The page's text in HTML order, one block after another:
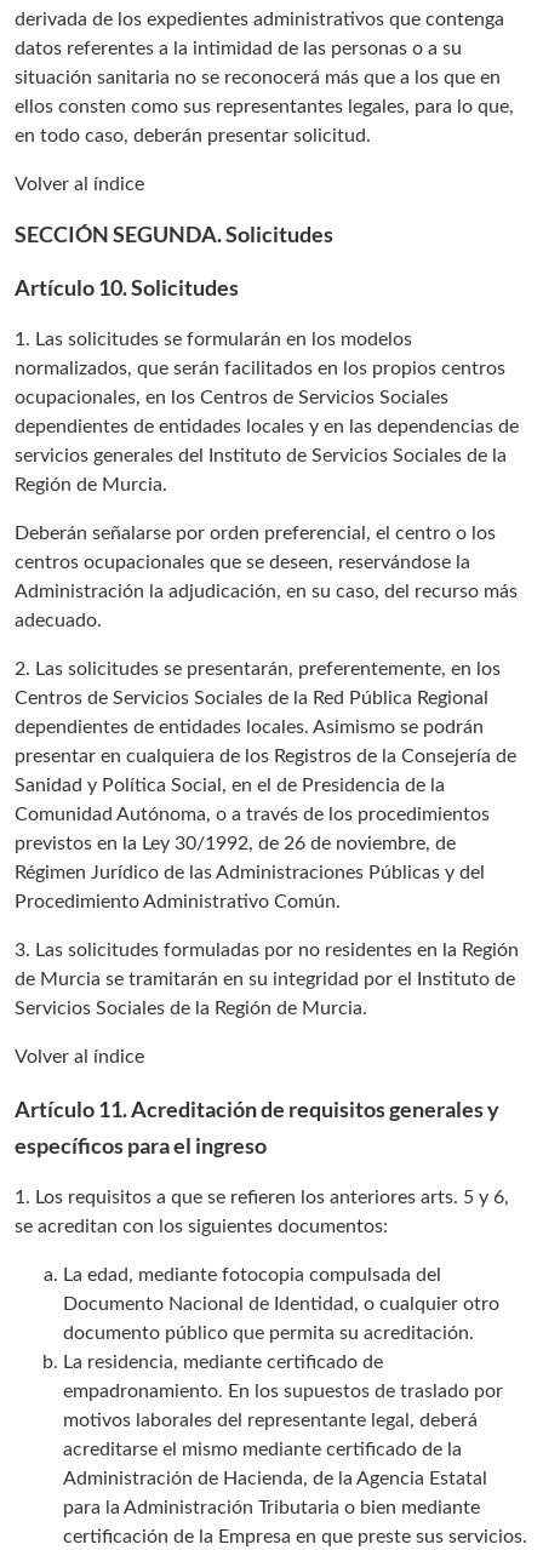
derivada de los expedientes administrativos que contenga
datos referentes a la intimidad de las personas o a su
situación sanitaria no se reconocerá más que a los que en
ellos consten como sus representantes legales, para lo que,
en todo caso, deberán presentar solicitud.
Volver al índice
SECCIÓN SEGUNDA. Solicitudes
Artículo 10. Solicitudes
1. Las solicitudes se formularán en los modelos
normalizados, que serán facilitados en los propios centros
ocupacionales, en los Centros de Servicios Sociales
dependientes de entidades locales y en las dependencias de
servicios generales del Instituto de Servicios Sociales de la
Región de Murcia.
Deberán señalarse por orden preferencial, el centro o los
centros ocupacionales que se deseen, reservándose la
Administración la adjudicación, en su caso, del recurso más
adecuado.
2. Las solicitudes se presentarán, preferentemente, en los
Centros de Servicios Sociales de la Red Pública Regional
dependientes de entidades locales. Asimismo se podrán
presentar en cualquiera de los Registros de la Consejería de
Sanidad y Política Social, en el de Presidencia de la
Comunidad Autónoma, o a través de los procedimientos
previstos en la Ley 30/1992, de 26 de noviembre, de
Régimen Jurídico de las Administraciones Públicas y del
Procedimiento Administrativo Común.
3. Las solicitudes formuladas por no residentes en la Región
de Murcia se tramitarán en su integridad por el Instituto de
Servicios Sociales de la Región de Murcia.
Volver al índice
Artículo 11. Acreditación de requisitos generales y
específicos para el ingreso
1. Los requisitos a que se refieren los anteriores arts. 5 y 6,
se acreditan con los siguientes documentos:
La edad, mediante fotocopia compulsada del
Documento Nacional de Identidad, o cualquier otro
documento público que permita su acreditación.
La residencia, mediante certificado de
empadronamiento. En los supuestos de traslado por
motivos laborales del representante legal, deberá
acreditarse el mismo mediante certificado de la
Administración de Hacienda, de la Agencia Estatal
para la Administración Tributaria o bien mediante
certificación de la Empresa en que preste sus servicios.